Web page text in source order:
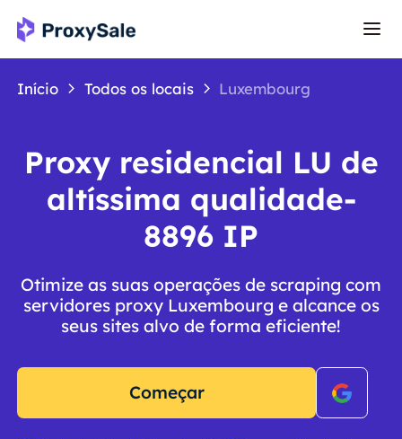
Início Todos os locais Luxembourg
Proxy residencial LU de
altíssima qualidade-
8896 IP
Otimize as suas operações de scraping com
servidores proxy Luxembourg e alcance os
seus sites alvo de forma eficiente!
Começar